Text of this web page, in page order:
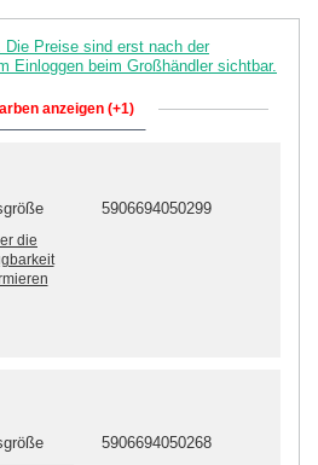
Preise sind erst nach der
Einloggen beim Großhändler sichtbar.
anzeigen (+1)
5906694050268
5906694050299
die